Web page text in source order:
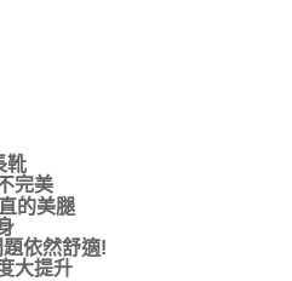
靴
完美
的美腿
依然舒適!
大提升